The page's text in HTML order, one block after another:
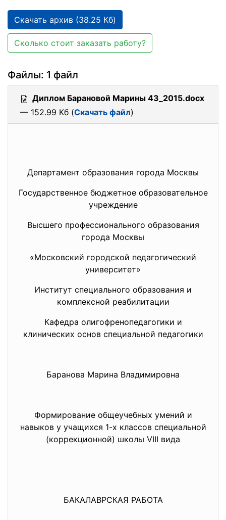
Скачать архив (38.25 Кб)
Сколько стоит заказать работу?
Файлы: 1 файл
Диплом Барановой Марины 43_2015.docx
— 152.99 Кб (Скачать файл)
Департамент образования города Москвы
Государственное бюджетное образовательное
учреждение
Высшего профессионального образования
города Москвы
«Московский городской педагогический
университет»
Институт специального образования и
комплексной реабилитации
Кафедра олигофренопедагогики и
клинических основ специальной педагогики
Баранова Марина Владимировна
Формирование общеучебных умений и
навыков у учащихся 1-х классов специальной
(коррекционной) школы VIII вида
БАКАЛАВРСКАЯ РАБОТА